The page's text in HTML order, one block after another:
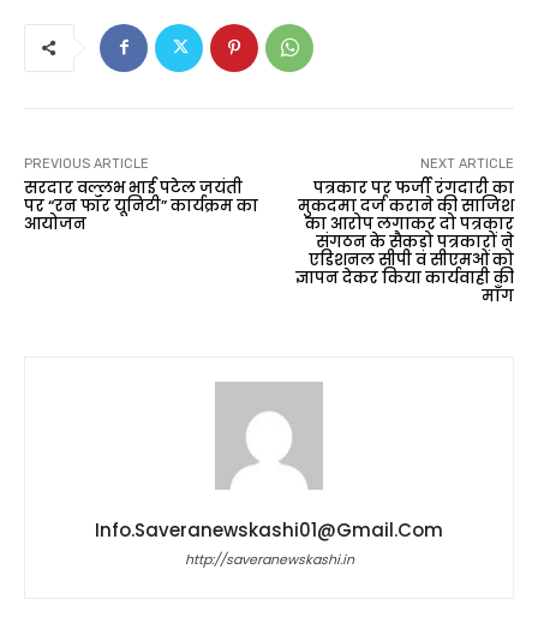
PREVIOUS ARTICLE
सरदार वल्लभ भाई पटेल जयंती
पर “रन फॉर यूनिटी” कार्यक्रम का
आयोजन
NEXT ARTICLE
पत्रकार पर फर्जी रंगदारी का
मुकदमा दर्ज कराने की साजिश
का आरोप लगाकर दो पत्रकार
संगठन के सैकड़ो पत्रकारों ने
एडिशनल सीपी व सीएमओं को
ज्ञापन देकर किया कार्यवाही की
माँग
Info.saveranewskashi01@gmail.com
http://saveranewskashi.in